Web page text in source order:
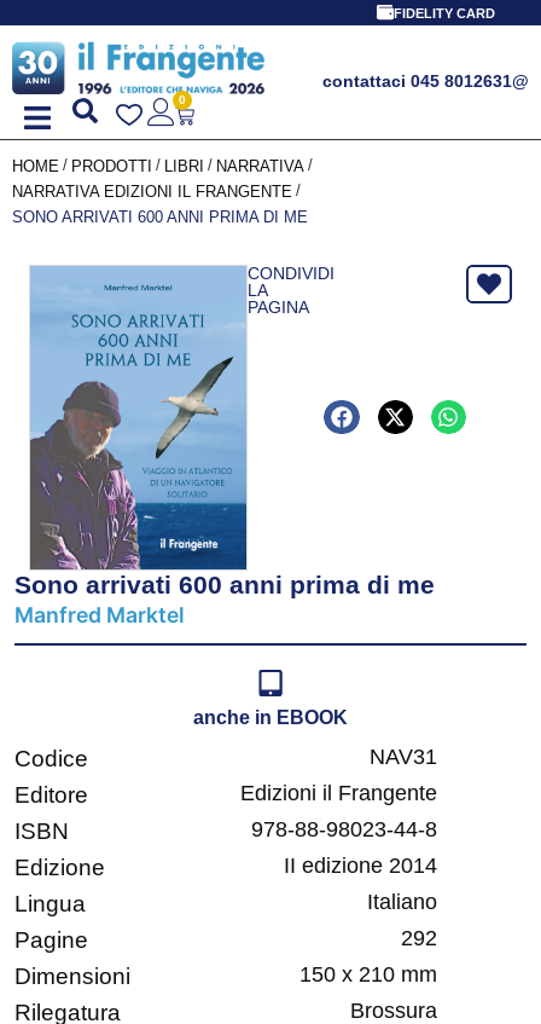
FIDELITY CARD
contattaci 045 8012631@
0
HOME / PRODOTTI / LIBRI / NARRATIVA /
NARRATIVA EDIZIONI IL FRANGENTE /
SONO ARRIVATI 600 ANNI PRIMA DI ME
CONDIVIDI
LA
PAGINA
Sono arrivati 600 anni prima di me
Manfred Marktel
anche in EBOOK
Codice NAV31
Editore Edizioni il Frangente
ISBN 978-88-98023-44-8
Edizione II edizione 2014
Lingua Italiano
Pagine 292
Dimensioni 150 x 210 mm
Rilegatura Brossura